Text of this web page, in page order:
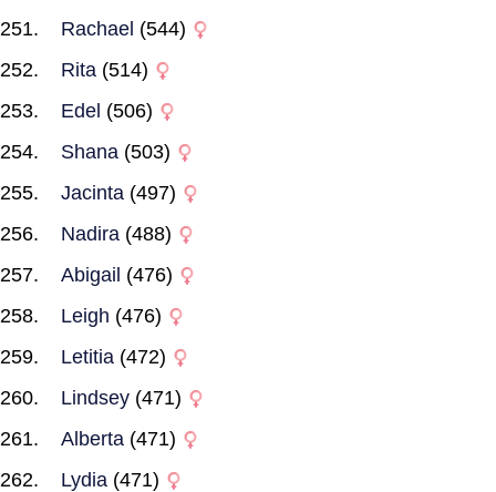
Rachael (544)
Rita (514)
Edel (506)
Shana (503)
Jacinta (497)
Nadira (488)
Abigail (476)
Leigh (476)
Letitia (472)
Lindsey (471)
Alberta (471)
Lydia (471)